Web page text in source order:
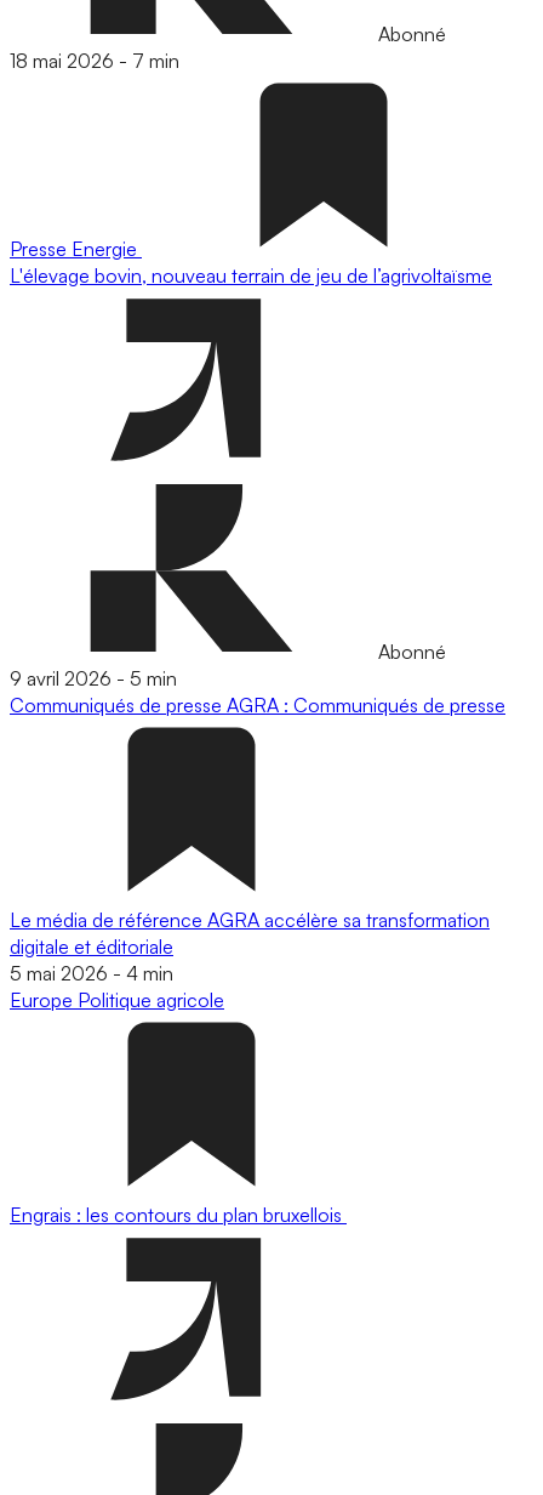
Abonné
18 mai 2026 - 7 min
Presse Energie
L'élevage bovin, nouveau terrain de jeu de l’agrivoltaïsme
Abonné
9 avril 2026 - 5 min
Communiqués de presse AGRA : Communiqués de presse
Le média de référence AGRA accélère sa transformation
digitale et éditoriale
5 mai 2026 - 4 min
Europe Politique agricole
Engrais : les contours du plan bruxellois